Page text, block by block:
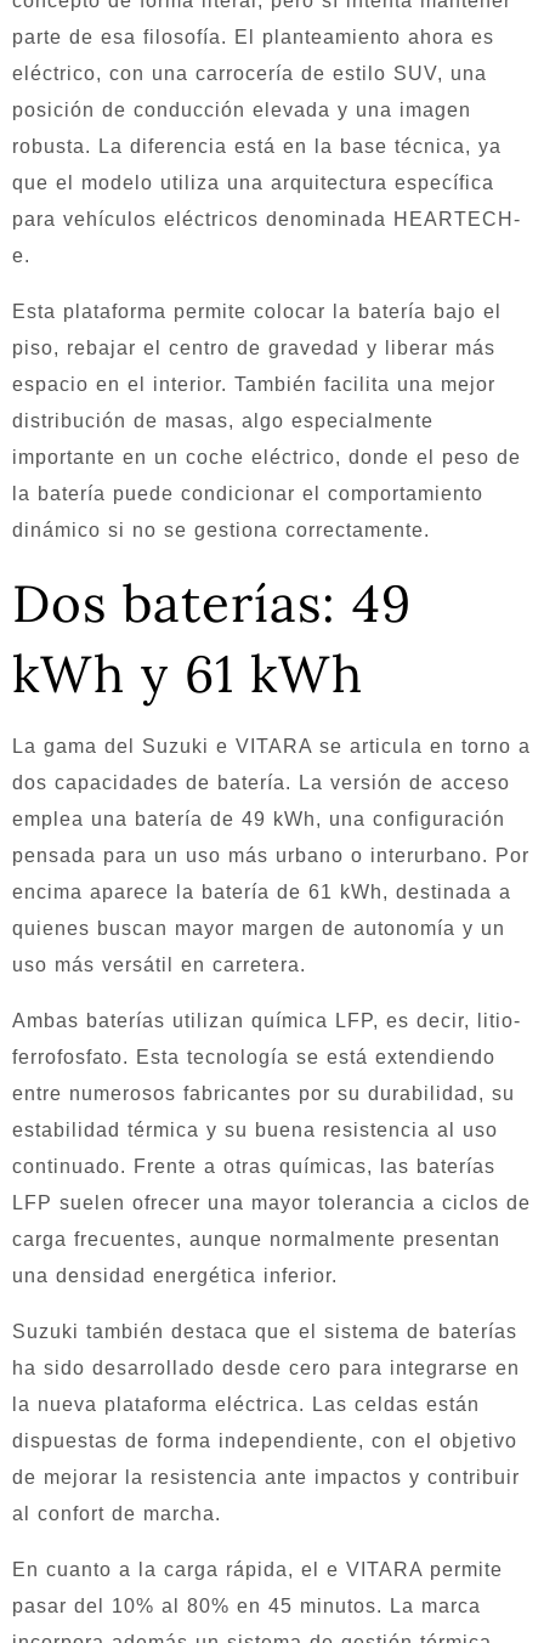
parte de esa filosofía. El planteamiento ahora es
eléctrico, con una carrocería de estilo SUV, una
posición de conducción elevada y una imagen
robusta. La diferencia está en la base técnica, ya
que el modelo utiliza una arquitectura específica
para vehículos eléctricos denominada HEARTECH-
e.
Esta plataforma permite colocar la batería bajo el
piso, rebajar el centro de gravedad y liberar más
espacio en el interior. También facilita una mejor
distribución de masas, algo especialmente
importante en un coche eléctrico, donde el peso de
la batería puede condicionar el comportamiento
dinámico si no se gestiona correctamente.
Dos baterías: 49
kWh y 61 kWh
La gama del Suzuki e VITARA se articula en torno a
dos capacidades de batería. La versión de acceso
emplea una batería de 49 kWh, una configuración
pensada para un uso más urbano o interurbano. Por
encima aparece la batería de 61 kWh, destinada a
quienes buscan mayor margen de autonomía y un
uso más versátil en carretera.
Ambas baterías utilizan química LFP, es decir, litio-
ferrofosfato. Esta tecnología se está extendiendo
entre numerosos fabricantes por su durabilidad, su
estabilidad térmica y su buena resistencia al uso
continuado. Frente a otras químicas, las baterías
LFP suelen ofrecer una mayor tolerancia a ciclos de
carga frecuentes, aunque normalmente presentan
una densidad energética inferior.
Suzuki también destaca que el sistema de baterías
ha sido desarrollado desde cero para integrarse en
la nueva plataforma eléctrica. Las celdas están
dispuestas de forma independiente, con el objetivo
de mejorar la resistencia ante impactos y contribuir
al confort de marcha.
En cuanto a la carga rápida, el e VITARA permite
pasar del 10% al 80% en 45 minutos. La marca